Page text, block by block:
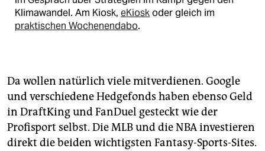
Klimawandel. Am Kiosk, eKioskoder gleich im
praktischen Wochenendabo.
Da wollen natürlich viele mitverdienen. Google
und verschiedene Hedgefonds haben ebenso Geld
in DraftKing und FanDuel gesteckt wie der
Profisport selbst. Die MLB und die NBA investieren
direkt die beiden wichtigsten Fantasy-Sports-Sites.